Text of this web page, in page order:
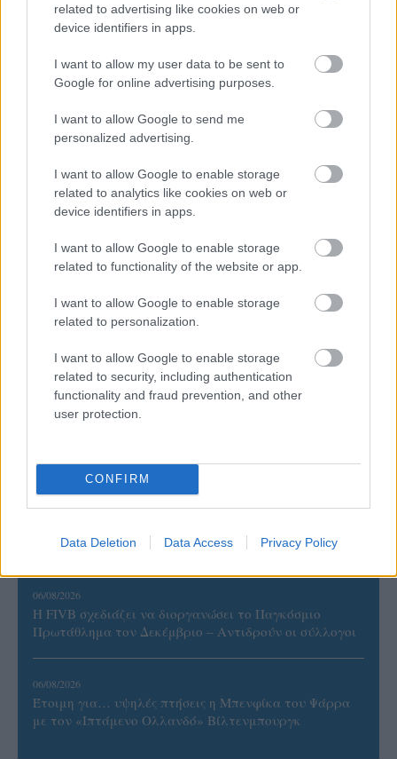
related to advertising like cookies on web or
device identifiers in apps.
I want to allow my user data to be sent to
Google for online advertising purposes.
I want to allow Google to send me
personalized advertising.
I want to allow Google to enable storage
related to analytics like cookies on web or
device identifiers in apps.
I want to allow Google to enable storage
related to functionality of the website or app.
I want to allow Google to enable storage
related to personalization.
I want to allow Google to enable storage
related to security, including authentication
functionality and fraud prevention, and other
user protection.
CONFIRM
Data Deletion Data Access Privacy Policy
ΡΟΗ ΕΙΔΗΣΕΩΝ
Φοίνικας Σύρου: Ο Δεναξάς άμεσος συνεργάτης του
Χατζηαντωνίου
08/08/2026
Δείπνο της ΕΟΠΕ προς τιμήν του Ισίδωρου Κούβελου
παρουσία των Εθνικών ομάδων
07/08/2026
06/08/2026
στην Ιταλία Β’
06/08/2026
Η FIVB σχεδιάζει να διοργανώσει το Παγκόσμιο
Πρωτάθλημα τον Δεκέμβριο – Αντιδρούν οι σύλλογοι
06/08/2026
Έτοιμη για… υψηλές πτήσεις η Μπενφίκα του Ψάρρα
με τον «Ιπτάμενο Ολλανδό» Βίλτενμπουργκ